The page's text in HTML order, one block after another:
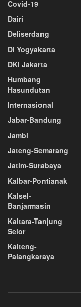
Covid-19
Dairi
Deliserdang
DI Yogyakarta
DKI Jakarta
Humbang
Hasundutan
Internasional
Jabar-Bandung
Jambi
Jateng-Semarang
Jatim-Surabaya
Kalbar-Pontianak
Kalsel-
Banjarmasin
Kaltara-Tanjung
Selor
Kalteng-
Palangkaraya